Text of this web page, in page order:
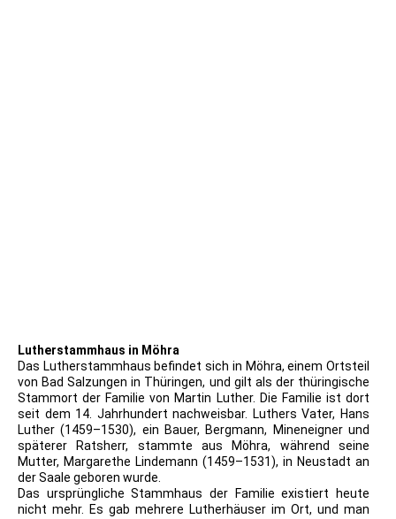
Lutherstammhaus in Möhra
Das Lutherstammhaus befindet sich in Möhra, einem Ortsteil
von Bad Salzungen in Thüringen, und gilt als der thüringische
Stammort der Familie von Martin Luther. Die Familie ist dort
seit dem 14. Jahrhundert nachweisbar. Luthers Vater, Hans
Luther (1459–1530), ein Bauer, Bergmann, Mineneigner und
späterer Ratsherr, stammte aus Möhra, während seine
Mutter, Margarethe Lindemann (1459–1531), in Neustadt an
der Saale geboren wurde.
Das ursprüngliche Stammhaus der Familie existiert heute
nicht mehr. Es gab mehrere Lutherhäuser im Ort, und man